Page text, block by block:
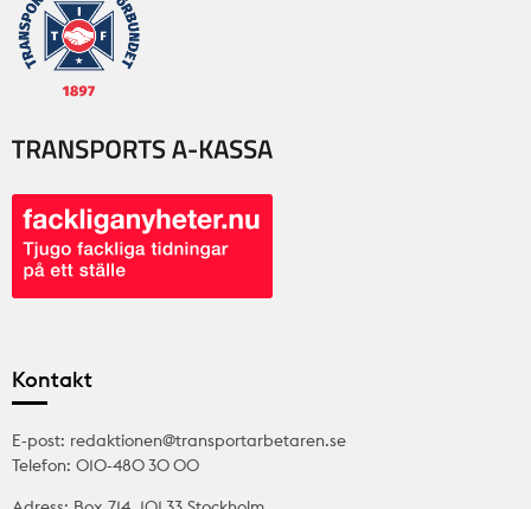
Kontakt
E-post: redaktionen@transportarbetaren.se
Telefon: 010-480 30 00